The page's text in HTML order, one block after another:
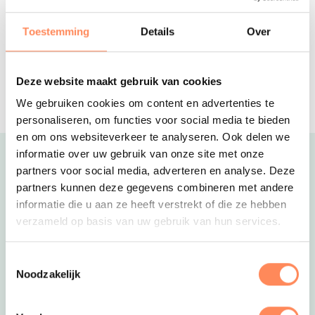
Toestemming Details Over
Deze website maakt gebruik van cookies
We gebruiken cookies om content en advertenties te
personaliseren, om functies voor social media te bieden
en om ons websiteverkeer te analyseren. Ook delen we
informatie over uw gebruik van onze site met onze
partners voor social media, adverteren en analyse. Deze
partners kunnen deze gegevens combineren met andere
informatie die u aan ze heeft verstrekt of die ze hebben
verzameld op basis van uw gebruik van hun services.
Noodzakelijk
Op Terschelling huur je een tent naar
koeienboerderij!
vakantie op deze Drentse boeren
glamping!
Uitgelicht